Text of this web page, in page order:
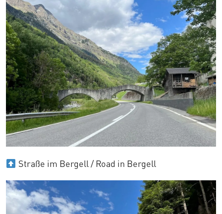
Straße im Bergell / Road in Bergell